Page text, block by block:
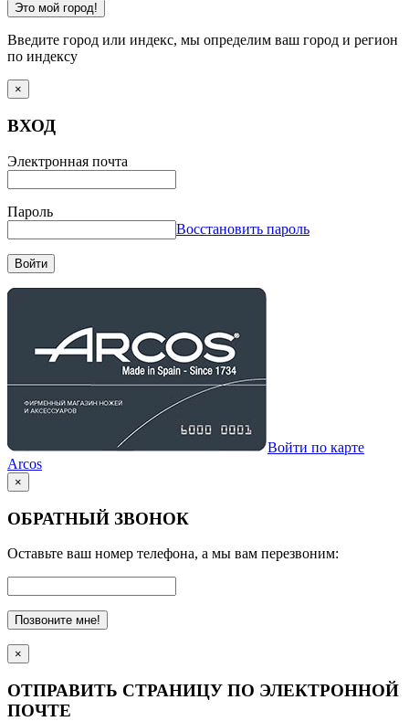
Это мой город!
Введите город или индекс, мы определим ваш город и регион
по индексу
×
ВХОД
Электронная почта
Пароль
Восстановить пароль
Войти
Войти по карте
Arcos
×
ОБРАТНЫЙ ЗВОНОК
Оставьте ваш номер телефона, а мы вам перезвоним:
Позвоните мне!
×
ОТПРАВИТЬ СТРАНИЦУ ПО ЭЛЕКТРОННОЙ
ПОЧТЕ